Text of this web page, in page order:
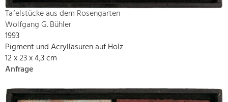
Tafelstücke aus dem Rosengarten
Wolfgang G. Bühler
1993
Pigment und Acryllasuren auf Holz
12 x 23 x 4,3 cm
Anfrage